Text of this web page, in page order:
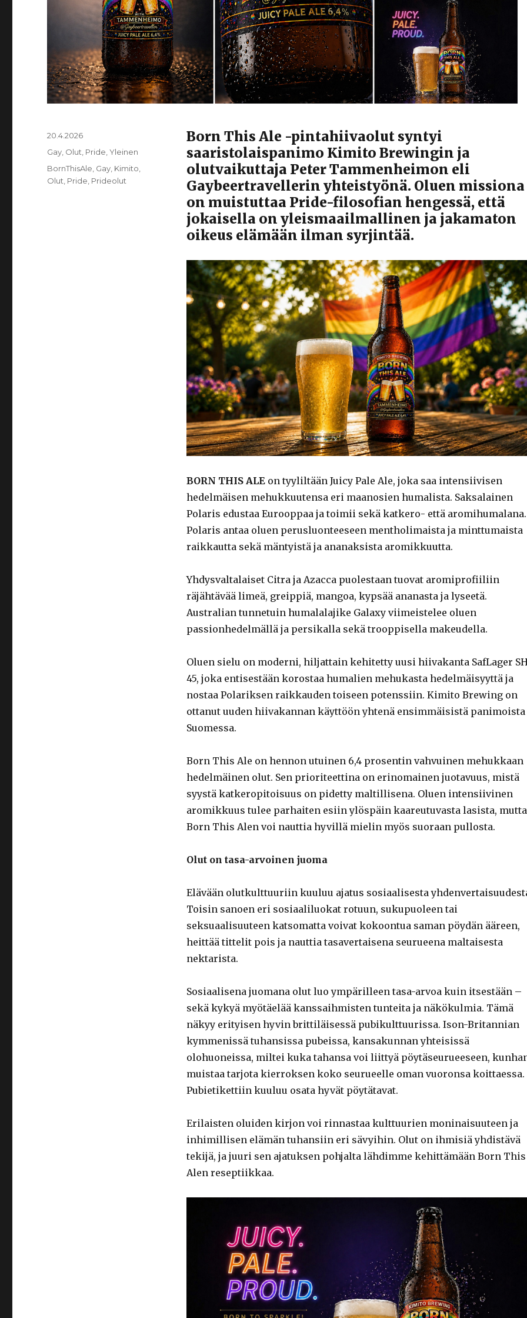
Born This Ale -pintahiivaolut syntyi
saaristolaispanimo Kimito Brewingin ja
olutvaikuttaja Peter Tammenheimon eli
Gaybeertravellerin yhteistyönä. Oluen missiona
on muistuttaa Pride-filosofian hengessä, että
jokaisella on yleismaailmallinen ja jakamaton
oikeus elämään ilman syrjintää.
BORN THIS ALEon tyyliltään Juicy Pale Ale, joka saa intensiivisen
hedelmäisen mehukkuutensa eri maanosien humalista. Saksalainen
Polaris edustaa Eurooppaa ja toimii sekä katkero- että aromihumalana.
Polaris antaa oluen perusluonteeseen mentholimaista ja minttumaista
raikkautta sekä mäntyistä ja ananaksista aromikkuutta.
Yhdysvaltalaiset Citra ja Azacca puolestaan tuovat aromiprofiiliin
räjähtävää limeä, greippiä, mangoa, kypsää ananasta ja lyseetä.
Australian tunnetuin humalalajike Galaxy viimeistelee oluen
passionhedelmällä ja persikalla sekä trooppisella makeudella.
Oluen sielu on moderni, hiljattain kehitetty uusi hiivakanta SafLager
45, joka entisestään korostaa humalien mehukasta hedelmäisyyttä ja
nostaa Polariksen raikkauden toiseen potenssiin. Kimito Brewing on
ottanut uuden hiivakannan käyttöön yhtenä ensimmäisistä panimoista
Suomessa.
Born This Ale on hennon utuinen 6,4 prosentin vahvuinen mehukkaan
hedelmäinen olut. Sen prioriteettina on erinomainen juotavuus, mistä
syystä katkeropitoisuus on pidetty maltillisena. Oluen intensiivinen
aromikkuus tulee parhaiten esiin ylöspäin kaareutuvasta lasista, mutta
Born This Alen voi nauttia hyvillä mielin myös suoraan pullosta.
Olut on tasa-arvoinen juoma
Elävään olutkulttuuriin kuuluu ajatus sosiaalisesta
Toisin sanoen eri sosiaaliluokat rotuun, sukupuoleen tai
seksuaalisuuteen katsomatta voivat kokoontua saman pöydän ääreen,
heittää tittelit pois ja nauttia tasavertaisena seurueena maltaisesta
nektarista.
Sosiaalisena juomana olut luo ympärilleen tasa-arvoa kuin itsestään –
sekä kykyä myötäelää kanssaihmisten tunteita ja näkökulmia. Tämä
näkyy erityisen hyvin brittiläisessä pubikulttuurissa. Ison-Britannian
kymmenissä tuhansissa pubeissa, kansakunnan yhteisissä
olohuoneissa, miltei kuka tahansa voi liittyä pöytäseurueeseen,
muistaa tarjota kierroksen koko seurueelle oman vuoronsa koittaessa.
Pubietikettiin kuuluu osata hyvät pöytätavat.
Erilaisten oluiden kirjon voi rinnastaa kulttuurien moninaisuuteen ja
inhimillisen elämän tuhansiin eri sävyihin. Olut on ihmisiä yhdistävä
tekijä, ja juuri sen ajatuksen pohjalta lähdimme kehittämään Born This
Alen reseptiikkaa.
Julkaistu
20.4.2026
Kategoriat
Gay Olut Pride ,Yleinen
Avainsanat
BornThisAle Gay Kimito
Olut Pride Prideolut